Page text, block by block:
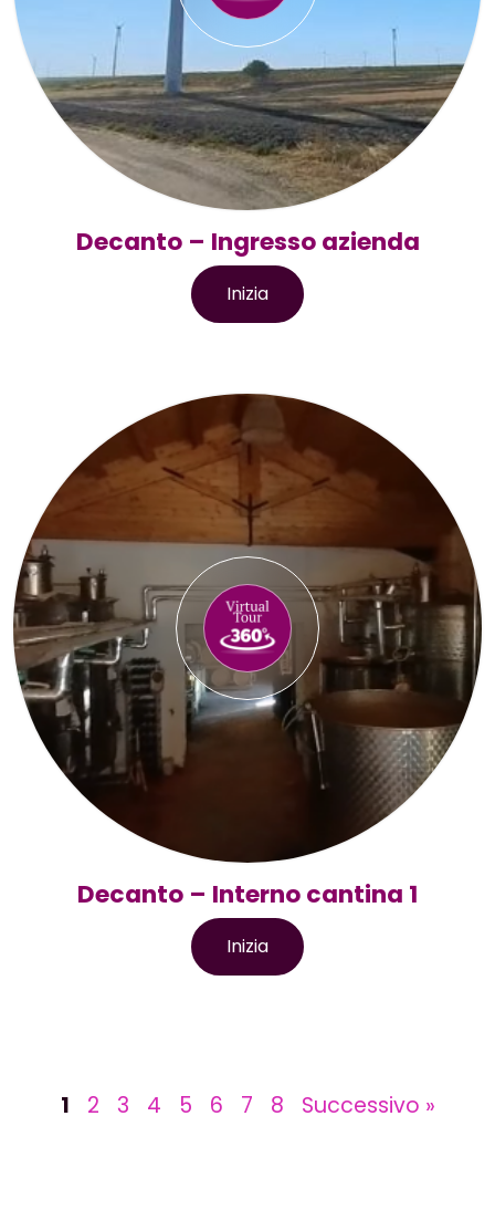
Decanto – Ingresso azienda
Inizia
Decanto – Interno cantina 1
Inizia
1 2 3 4 5 6 7 8 Successivo »